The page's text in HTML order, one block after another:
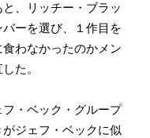
、リッチー・ブラッ
ーを選び、１作目を
わなかったのかメン
た。
・ベック・グループ
ジェフ・ベックに似